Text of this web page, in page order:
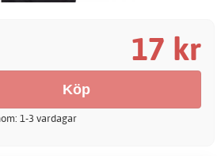
17 kr
1-3 vardagar